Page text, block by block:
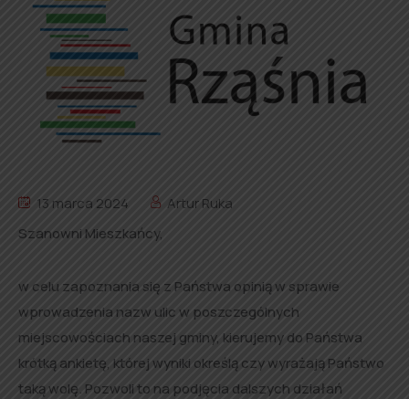
13 marca 2024
Artur Ruka
Szanowni Mieszkańcy,
w celu zapoznania się z Państwa opinią w sprawie
wprowadzenia nazw ulic w poszczególnych
miejscowościach naszej gminy, kierujemy do Państwa
krótką ankietę, której wyniki określą czy wyrażają Państwo
taką wolę. Pozwoli to na podjęcia dalszych działań